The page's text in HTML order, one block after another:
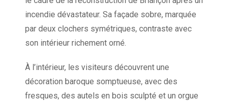
incendie dévastateur. Sa façade sobre, marquée
par deux clochers symétriques, contraste avec
son intérieur richement orné.
À l’intérieur, les visiteurs découvrent une
décoration baroque somptueuse, avec des
fresques, des autels en bois sculpté et un orgue